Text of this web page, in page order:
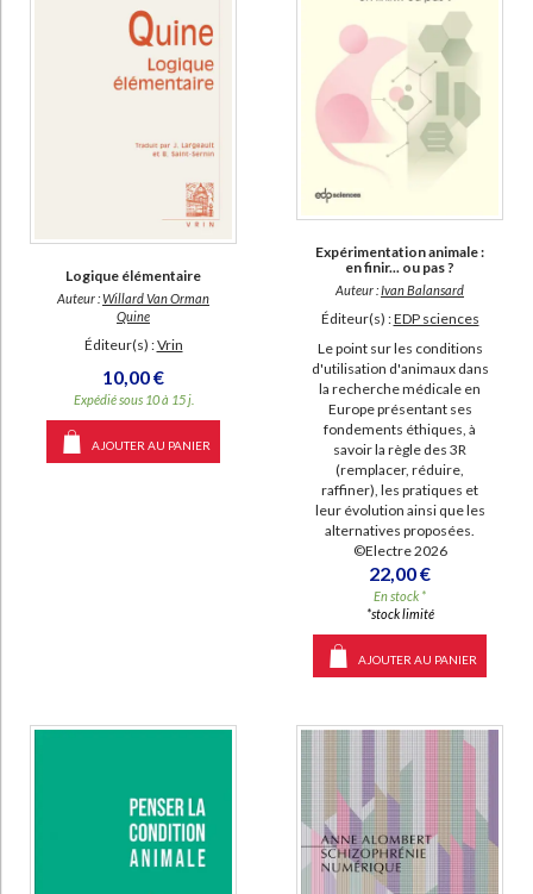
Logique élémentaire
Auteur :Willard Van Orman
Quine
Éditeur(s) :Vrin
10,00 €
Expédié sous 10 à 15 j.
AJOUTER AU PANIER
Expérimentation animale :
en finir... ou pas ?
Auteur :Ivan Balansard
Éditeur(s) :EDP sciences
Le point sur les conditions
d'utilisation d'animaux dans
la recherche médicale en
Europe présentant ses
fondements éthiques, à
savoir la règle des 3R
(remplacer, réduire,
raffiner), les pratiques et
leur évolution ainsi que les
alternatives proposées.
©Electre 2026
22,00 €
En stock *
*stock limité
AJOUTER AU PANIER